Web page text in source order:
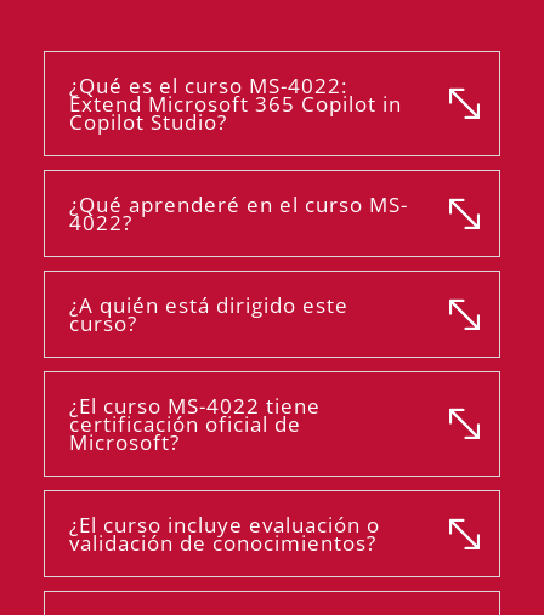
¿Qué es el curso MS-4022:
Extend Microsoft 365 Copilot in
Copilot Studio?
¿Qué aprenderé en el curso MS-
4022?
¿A quién está dirigido este
curso?
¿El curso MS-4022 tiene
certificación oficial de
Microsoft?
¿El curso incluye evaluación o
validación de conocimientos?